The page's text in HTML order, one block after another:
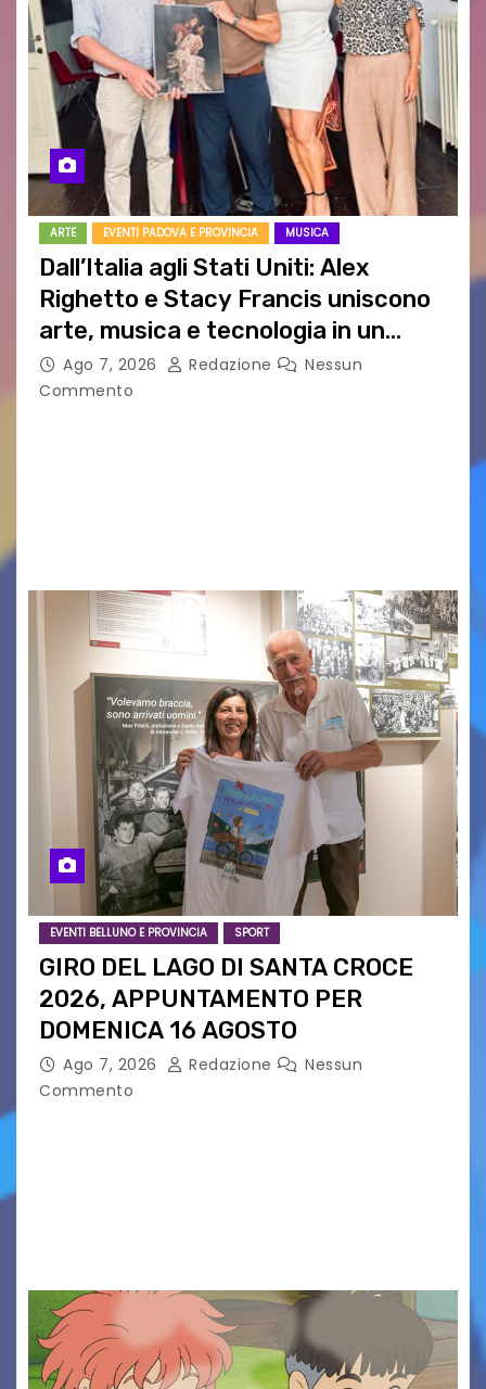
ARTE EVENTI PADOVA E PROVINCIA MUSICA
Dall’Italia agli Stati Uniti: Alex
Righetto e Stacy Francis uniscono
arte, musica e tecnologia in un
nuovo progetto internazionale”
Ago 7, 2026 Redazione
Nessun
Commento
EVENTI BELLUNO E PROVINCIA SPORT
GIRO DEL LAGO DI SANTA CROCE
2026, APPUNTAMENTO PER
DOMENICA 16 AGOSTO
Ago 7, 2026 Redazione
Nessun
Commento